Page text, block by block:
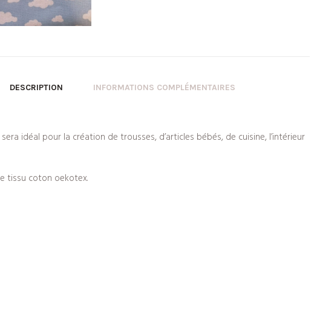
DESCRIPTION INFORMATIONS COMPLÉMENTAIRES
idéal pour la création de trousses, d’articles bébés, de cuisine, l’intérieur
tissu coton oekotex.